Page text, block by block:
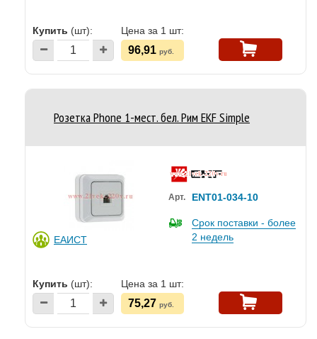
Купить (шт): Цена за 1 шт:
96,91 руб.
Розетка Phone 1-мест. бел. Рим EKF Simple
ЕАИСТ
Арт. ENT01-034-10
Срок поставки - более
2 недель
Купить (шт): Цена за 1 шт:
75,27 руб.